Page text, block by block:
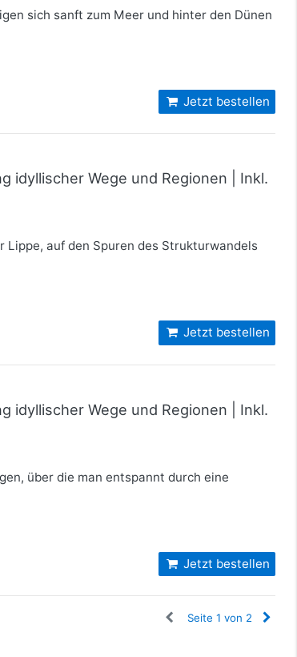
sich sanft zum Meer und hinter den Dünen
Jetzt bestellen
idyllischer Wege und Regionen | Inkl.
Lippe, auf den Spuren des Strukturwandels
Jetzt bestellen
idyllischer Wege und Regionen | Inkl.
über die man entspannt durch eine
Jetzt bestellen
Seite 1 von 2